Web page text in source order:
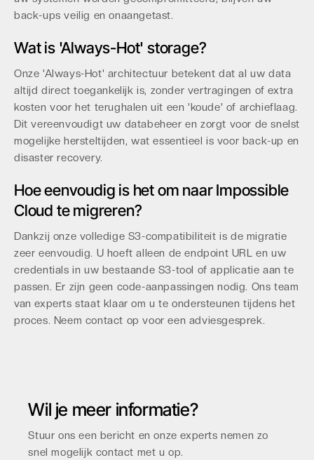
back-ups veilig en onaangetast.
Wat is 'Always-Hot' storage?
Onze 'Always-Hot' architectuur betekent dat al uw data
altijd direct toegankelijk is, zonder vertragingen of extra
kosten voor het terughalen uit een 'koude' of archieflaag.
Dit vereenvoudigt uw databeheer en zorgt voor de snelst
mogelijke hersteltijden, wat essentieel is voor back-up en
disaster recovery.
Hoe eenvoudig is het om naar Impossible
Cloud te migreren?
Dankzij onze volledige S3-compatibiliteit is de migratie
zeer eenvoudig. U hoeft alleen de endpoint URL en uw
credentials in uw bestaande S3-tool of applicatie aan te
passen. Er zijn geen code-aanpassingen nodig. Ons team
van experts staat klaar om u te ondersteunen tijdens het
proces. Neem contact op voor een adviesgesprek.
Wil je meer informatie?
Stuur ons een bericht en onze experts nemen zo
snel mogelijk contact met u op.